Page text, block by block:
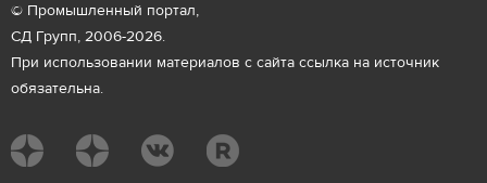
© Промышленный портал,
СД Групп, 2006-2026.
При использовании материалов с сайта ссылка на источник
обязательна.